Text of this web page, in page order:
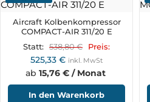
Aircraft Kolbenkompressor
COMPACT-AIR 311/20 E
Statt: 538,80€ Preis:
525,33 € inkl. MwSt
ab 15,76 € / Monat
In den Warenkorb